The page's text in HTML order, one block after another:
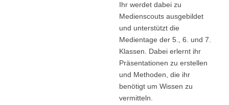
Ihr werdet dabei zu
Medienscouts ausgebildet
und unterstützt die
Medientage der 5., 6. und 7.
Klassen. Dabei erlernt ihr
Präsentationen zu erstellen
und Methoden, die ihr
benötigt um Wissen zu
vermitteln.